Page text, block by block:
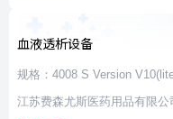
血液透析设备
规格：4008 S Version
江苏费森尤斯医药用品有限公